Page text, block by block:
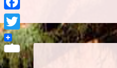
F
a
c
e
T
w